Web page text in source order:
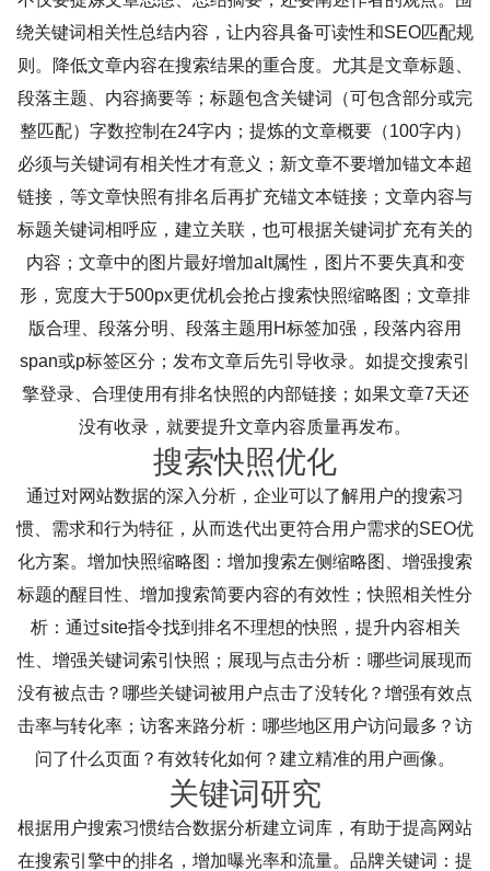
绕关键词相关性总结内容，让内容具备可读性和SEO匹配规
则。降低文章内容在搜索结果的重合度。尤其是文章标题、
段落主题、内容摘要等；标题包含关键词（可包含部分或完
整匹配）字数控制在24字内；提炼的文章概要（100字内）
必须与关键词有相关性才有意义；新文章不要增加锚文本超
链接，等文章快照有排名后再扩充锚文本链接；文章内容与
标题关键词相呼应，建立关联，也可根据关键词扩充有关的
内容；文章中的图片最好增加alt属性，图片不要失真和变
形，宽度大于500px更优机会抢占搜索快照缩略图；文章排
版合理、段落分明、段落主题用H标签加强，段落内容用
span或p标签区分；发布文章后先引导收录。如提交搜索引
擎登录、合理使用有排名快照的内部链接；如果文章7天还
没有收录，就要提升文章内容质量再发布。
搜索快照优化
通过对网站数据的深入分析，企业可以了解用户的搜索习
惯、需求和行为特征，从而迭代出更符合用户需求的SEO优
化方案。增加快照缩略图：增加搜索左侧缩略图、增强搜索
标题的醒目性、增加搜索简要内容的有效性；快照相关性分
析：通过site指令找到排名不理想的快照，提升内容相关
性、增强关键词索引快照；展现与点击分析：哪些词展现而
没有被点击？哪些关键词被用户点击了没转化？增强有效点
击率与转化率；访客来路分析：哪些地区用户访问最多？访
问了什么页面？有效转化如何？建立精准的用户画像。
关键词研究
根据用户搜索习惯结合数据分析建立词库，有助于提高网站
在搜索引擎中的排名，增加曝光率和流量。品牌关键词：提